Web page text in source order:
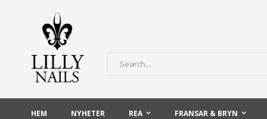
Content
Sök
HEM NYHETER REA FRANSAR & BRYN